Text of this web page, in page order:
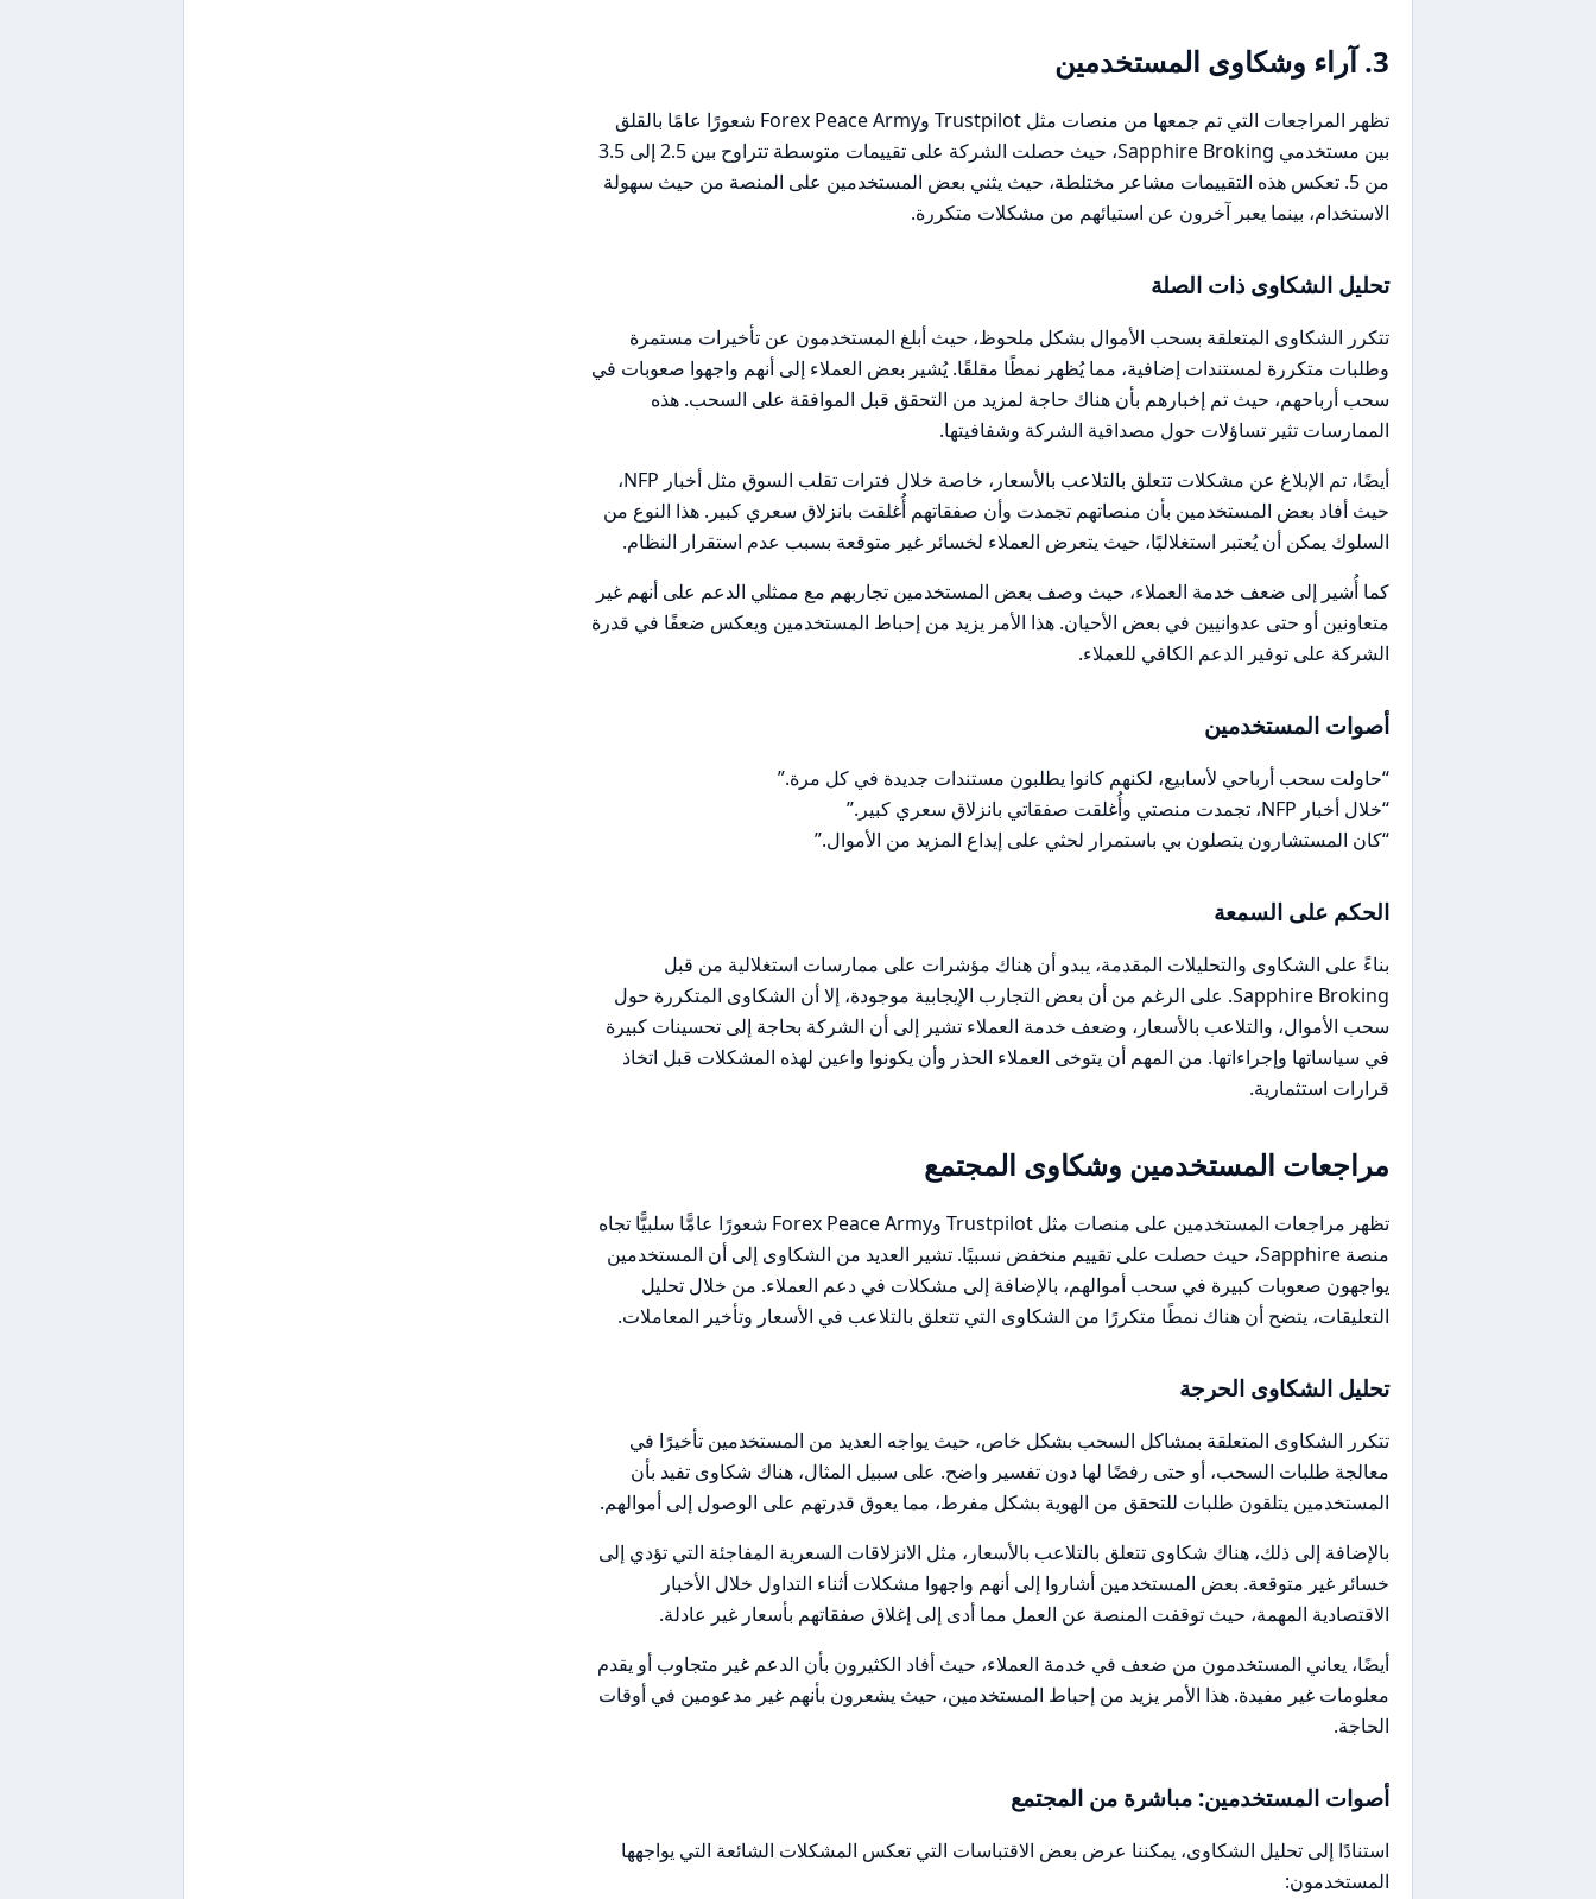
3. آراء وشكاوى المستخدمين
تظهر المراجعات التي تم جمعها من منصات مثل Trustpilot وForex Peace Army شعورًا عامًا بالقلق
بين مستخدمي Sapphire Broking، حيث حصلت الشركة على تقييمات متوسطة تتراوح بين 2.5 إلى 3.5
من 5. تعكس هذه التقييمات مشاعر مختلطة، حيث يثني بعض المستخدمين على المنصة من حيث سهولة
الاستخدام، بينما يعبر آخرون عن استيائهم من مشكلات متكررة.
تحليل الشكاوى ذات الصلة
تتكرر الشكاوى المتعلقة بسحب الأموال بشكل ملحوظ، حيث أبلغ المستخدمون عن تأخيرات مستمرة
وطلبات متكررة لمستندات إضافية، مما يُظهر نمطًا مقلقًا. يُشير بعض العملاء إلى أنهم واجهوا صعوبات في
سحب أرباحهم، حيث تم إخبارهم بأن هناك حاجة لمزيد من التحقق قبل الموافقة على السحب. هذه
الممارسات تثير تساؤلات حول مصداقية الشركة وشفافيتها.
أيضًا، تم الإبلاغ عن مشكلات تتعلق بالتلاعب بالأسعار، خاصة خلال فترات تقلب السوق مثل أخبار NFP،
حيث أفاد بعض المستخدمين بأن منصاتهم تجمدت وأن صفقاتهم أُغلقت بانزلاق سعري كبير. هذا النوع من
السلوك يمكن أن يُعتبر استغلاليًا، حيث يتعرض العملاء لخسائر غير متوقعة بسبب عدم استقرار النظام.
كما أُشير إلى ضعف خدمة العملاء، حيث وصف بعض المستخدمين تجاربهم مع ممثلي الدعم على أنهم غير
متعاونين أو حتى عدوانيين في بعض الأحيان. هذا الأمر يزيد من إحباط المستخدمين ويعكس ضعفًا في قدرة
الشركة على توفير الدعم الكافي للعملاء.
أصوات المستخدمين
“حاولت سحب أرباحي لأسابيع، لكنهم كانوا يطلبون مستندات جديدة في كل مرة.”
“خلال أخبار NFP، تجمدت منصتي وأُغلقت صفقاتي بانزلاق سعري كبير.”
“كان المستشارون يتصلون بي باستمرار لحثي على إيداع المزيد من الأموال.”
الحكم على السمعة
بناءً على الشكاوى والتحليلات المقدمة، يبدو أن هناك مؤشرات على ممارسات استغلالية من قبل
Sapphire Broking. على الرغم من أن بعض التجارب الإيجابية موجودة، إلا أن الشكاوى المتكررة حول
سحب الأموال، والتلاعب بالأسعار، وضعف خدمة العملاء تشير إلى أن الشركة بحاجة إلى تحسينات كبيرة
في سياساتها وإجراءاتها. من المهم أن يتوخى العملاء الحذر وأن يكونوا واعين لهذه المشكلات قبل اتخاذ
قرارات استثمارية.
مراجعات المستخدمين وشكاوى المجتمع
تظهر مراجعات المستخدمين على منصات مثل Trustpilot وForex Peace Army شعورًا عامًّا سلبيًّا تجاه
منصة Sapphire، حيث حصلت على تقييم منخفض نسبيًا. تشير العديد من الشكاوى إلى أن المستخدمين
يواجهون صعوبات كبيرة في سحب أموالهم، بالإضافة إلى مشكلات في دعم العملاء. من خلال تحليل
التعليقات، يتضح أن هناك نمطًا متكررًا من الشكاوى التي تتعلق بالتلاعب في الأسعار وتأخير المعاملات.
تحليل الشكاوى الحرجة
تتكرر الشكاوى المتعلقة بمشاكل السحب بشكل خاص، حيث يواجه العديد من المستخدمين تأخيرًا في
معالجة طلبات السحب، أو حتى رفضًا لها دون تفسير واضح. على سبيل المثال، هناك شكاوى تفيد بأن
المستخدمين يتلقون طلبات للتحقق من الهوية بشكل مفرط، مما يعوق قدرتهم على الوصول إلى أموالهم.
بالإضافة إلى ذلك، هناك شكاوى تتعلق بالتلاعب بالأسعار، مثل الانزلاقات السعرية المفاجئة التي تؤدي إلى
خسائر غير متوقعة. بعض المستخدمين أشاروا إلى أنهم واجهوا مشكلات أثناء التداول خلال الأخبار
الاقتصادية المهمة، حيث توقفت المنصة عن العمل مما أدى إلى إغلاق صفقاتهم بأسعار غير عادلة.
أيضًا، يعاني المستخدمون من ضعف في خدمة العملاء، حيث أفاد الكثيرون بأن الدعم غير متجاوب أو يقدم
معلومات غير مفيدة. هذا الأمر يزيد من إحباط المستخدمين، حيث يشعرون بأنهم غير مدعومين في أوقات
الحاجة.
أصوات المستخدمين: مباشرة من المجتمع
استنادًا إلى تحليل الشكاوى، يمكننا عرض بعض الاقتباسات التي تعكس المشكلات الشائعة التي يواجهها
المستخدمون: